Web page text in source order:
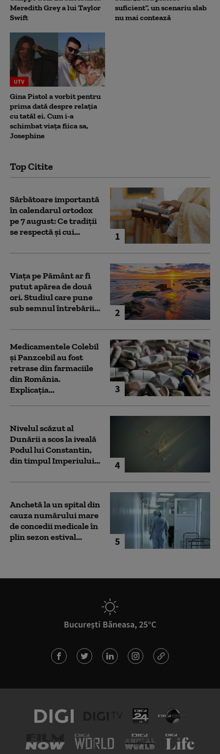
Meredith Grey a lui Taylor
Swift
suficient”, un scenariu slab
nu mai contează
UTV
Gina Pistol a vorbit pentru
prima dată despre relația
cu tatăl ei. Cum i-a
schimbat viața fiica sa,
Josephine
Top Citite
1
Sărbătoare importantă
în calendarul ortodox
pe 7 august: Ce tradiții
se respectă și cui...
2
Viața pe Pământ ar fi
putut apărea de două
ori. Studiul care pune
sub semnul întrebării...
3
Medicamentele Colebil
și Panzcebil au fost
retrase din farmaciile
din România.
Explicația...
4
Nivelul scăzut al
Dunării a scos la iveală
Podul lui Constantin,
din timpul Imperiului...
5
Anchetă la un spital din
cauza numărului mare
de concedii medicale în
plin sezon estival...
București Băneasa, 25°C